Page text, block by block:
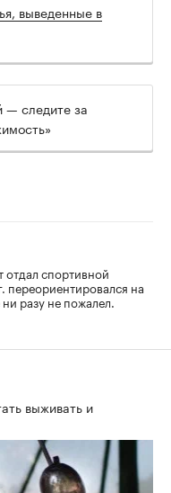
выведенные в
— следите за
отдал спортивной
переориентировался на
разу не пожалел.
выживать и